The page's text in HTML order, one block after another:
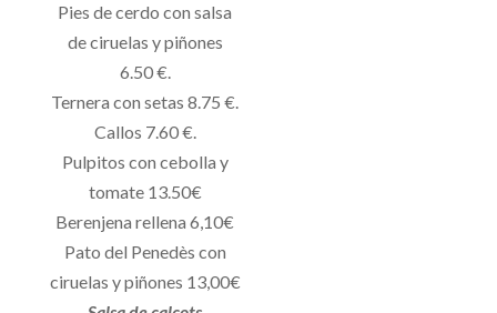
Pies de cerdo con salsa
de ciruelas y piñones
6.50 €.
Ternera con setas 8.75 €.
Callos 7.60 €.
Pulpitos con cebolla y
tomate 13.50€
Berenjena rellena 6,10€
Pato del Penedès con
ciruelas y piñones 13,00€